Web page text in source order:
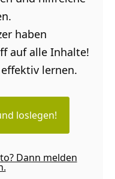
haben
auf alle Inhalte!
lernen.
loslegen!
Dann melden